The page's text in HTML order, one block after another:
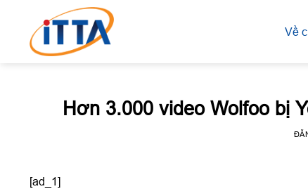
content
Về
Hơn 3.000 video Wolfoo bị
[ad_1]